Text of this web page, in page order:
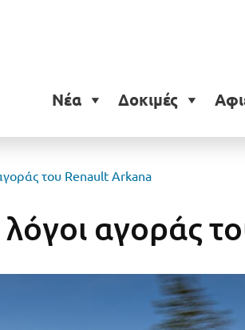
Νέα Δοκιμές
του Renault Arkana
λόγοι αγοράς